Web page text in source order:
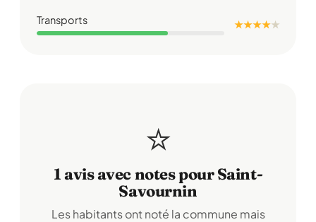
Transports ★ ★ ★ ★★
⭐
1 avis avec notes pour Saint-
Savournin
Les habitants ont noté la commune mais